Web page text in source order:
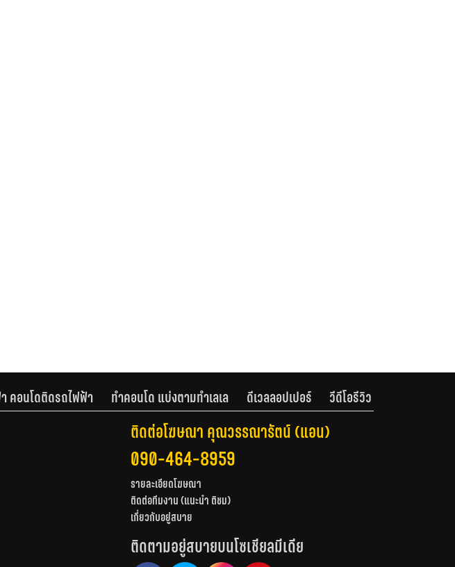
คอนโดติดรถไฟฟ้า ทำคอนโด แบ่งตามทำเลเล ดีเวลลอปเปอร์ วีดีโอรีวิว
ติดต่อโฆษณา คุณวรรณารัตน์ (แอน)
090-464-8959
รายละเอียดโฆษณา
ติดต่อทีมงาน (แนะนำ ติชม)
เกี่ยวกับอยู่สบาย
ติดตามอยู่สบายบนโซเชียลมีเดีย